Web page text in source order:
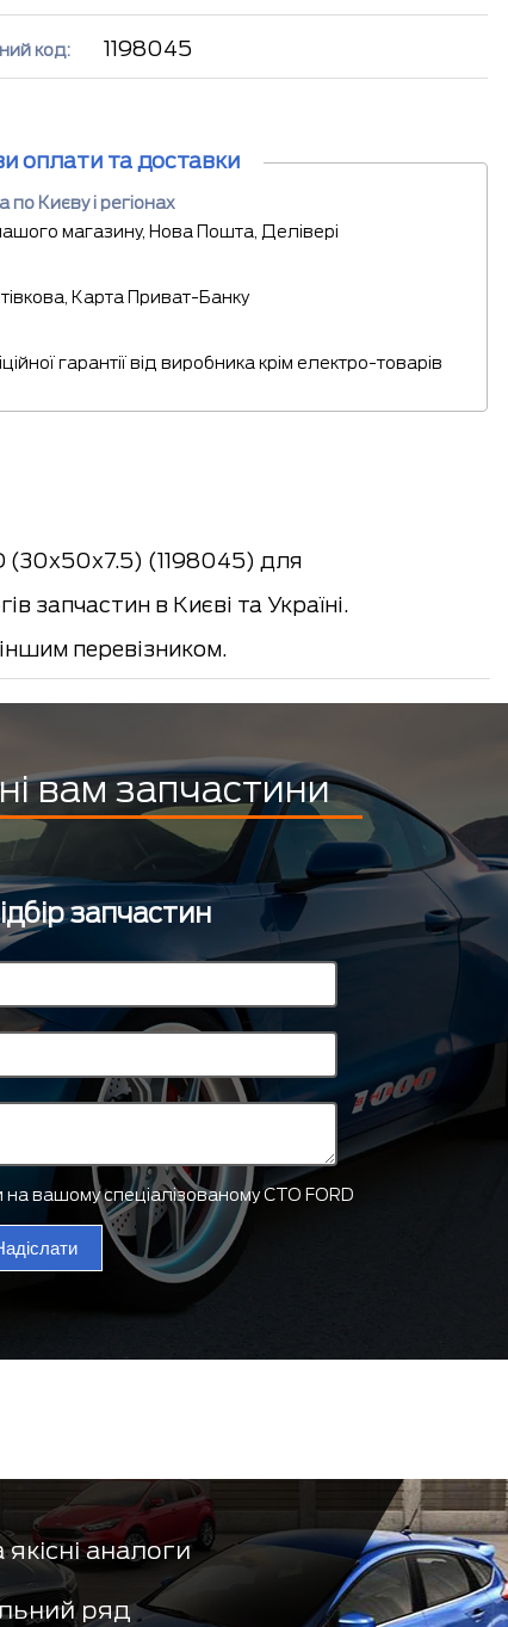
код: 1198045
оплати та доставки
по Києву і регіонах
магазину, Нова Пошта, Делівері
Карта Приват-Банку
гарантії від виробника крім електро-товарів
(30x50x7.5) (1198045) для
запчастин в Києві та Україні.
перевізником.
вам запчастини
запчастин
на вашому спеціалізованому СТО FORD
аналоги
ряд